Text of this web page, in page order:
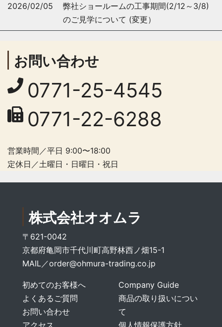
2026/02/05
弊社ショールームの工事期間(2/12～3/8)
のご見学について (変更）
お問い合わせ
0771-25-4545
0771-22-6288
営業時間／平日 9:00〜18:00
定休日／土曜日・日曜日・祝日
株式会社オオムラ
〒621-0042
京都府亀岡市千代川町高野林西ノ畑15-1
MAIL／order@ohmura-trading.co.jp
初めてのお客様へ
よくあるご質問
お問い合わせ
アクセス
Company Guide
商品の取り扱いについ
て
個人情報保護方針